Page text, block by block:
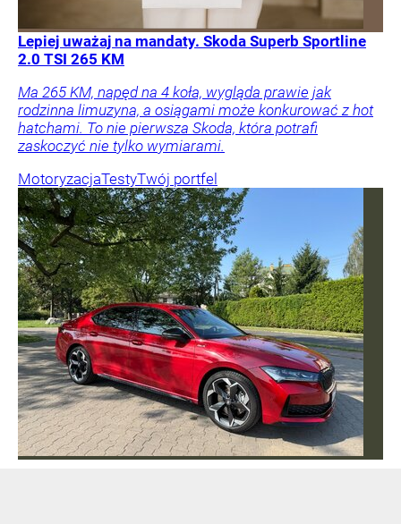
Lepiej uważaj na mandaty. Skoda Superb Sportline
2.0 TSI 265 KM
Ma 265 KM, napęd na 4 koła, wygląda prawie jak
rodzinna limuzyna, a osiągami może konkurować z hot
hatchami. To nie pierwsza Skoda, która potrafi
zaskoczyć nie tylko wymiarami.
MotoryzacjaTestyTwój portfel